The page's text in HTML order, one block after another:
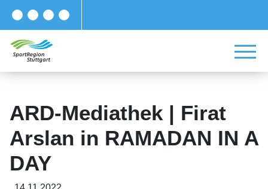
ARD-Mediathek | Firat
Arslan in RAMADAN IN A
DAY